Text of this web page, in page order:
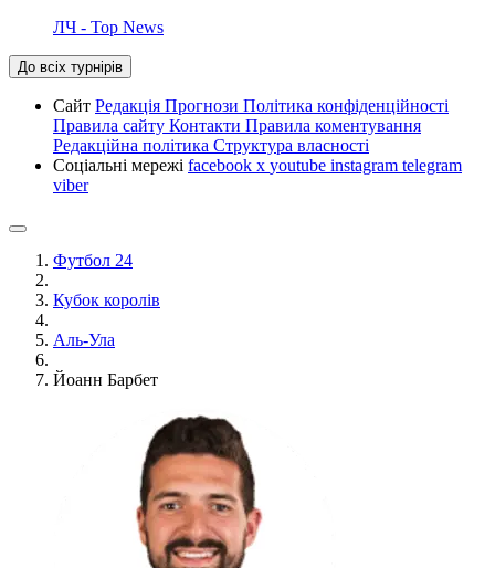
ЛЧ - Top News
До всіх турнірів
Сайт Редакція Прогнози Політика конфіденційності
Правила сайту Контакти Правила коментування
Редакційна політика Структура власності
Соціальні мережі facebook x youtube instagram telegram
viber
Футбол 24
Кубок королів
Аль-Ула
Йоанн Барбет